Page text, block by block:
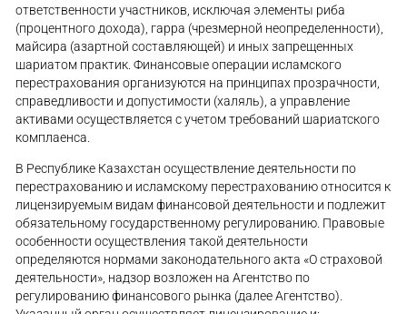
ответственности участников, исключая элементы риба
(процентного дохода), гарра (чрезмерной неопределенности),
майсира (азартной составляющей) и иных запрещенных
шариатом практик. Финансовые операции исламского
перестрахования организуются на принципах прозрачности,
справедливости и допустимости (халяль), а управление
активами осуществляется с учетом требований шариатского
комплаенса.
В Республике Казахстан осуществление деятельности по
перестрахованию и исламскому перестрахованию относится к
лицензируемым видам финансовой деятельности и подлежит
обязательному государственному регулированию. Правовые
особенности осуществления такой деятельности
определяются нормами законодательного акта «О страховой
деятельности», надзор возложен на Агентство по
регулированию финансового рынка (далее Агентство).